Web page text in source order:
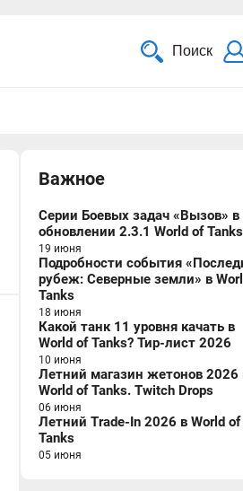
Поиск
Важное
Серии Боевых задач «Вызов» в
обновлении 2.3.1 World of Tanks
19 июня
Подробности события
рубеж: Северные земли» в
Tanks
18 июня
Какой танк 11 уровня качать в
World of Tanks? Тир-лист 2026
10 июня
Летний магазин жетонов 2026
World of Tanks. Twitch Drops
06 июня
Летний Trade-In 2026 в World of
Tanks
05 июня